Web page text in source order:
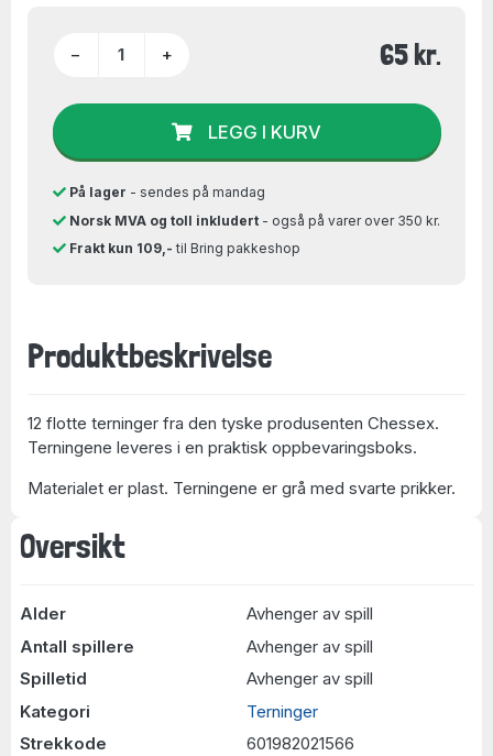
Oversikt
Alder
Avhenger av spill
Antall spillere
Avhenger av spill
Spilletid
Avhenger av spill
Kategori
Terninger
Strekkode
601982021566
− + 65 kr.
LEGG I KURV
På lager - sendes på mandag
Norsk MVA og toll inkludert- også på varer over 350 kr.
Frakt kun 109,- til Bring pakkeshop
Produktbeskrivelse
12 flotte terninger fra den tyske produsenten Chessex.
Terningene leveres i en praktisk oppbevaringsboks.
Materialet er plast. Terningene er grå med svarte prikker.